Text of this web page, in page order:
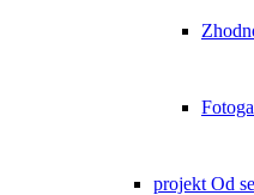
projekt Od